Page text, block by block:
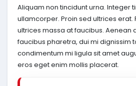
Aliquam non tincidunt urna. Integer
ullamcorper. Proin sed ultrices erat.
ultrices massa at faucibus. Aenean
faucibus pharetra, dui mi dignissim
condimentum mi ligula sit amet
eros eget enim mollis placerat.